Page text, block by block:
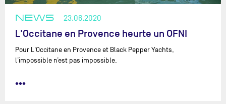
NEWS 23.06.2020
L'Occitane en Provence heurte un OFNI
Pour L'Occitane en Provence et Black Pepper Yachts,
l’impossible n’est pas impossible.
•••